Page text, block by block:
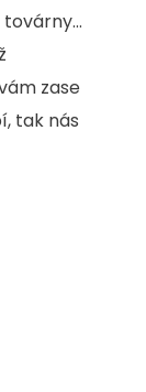
zase
tak nás